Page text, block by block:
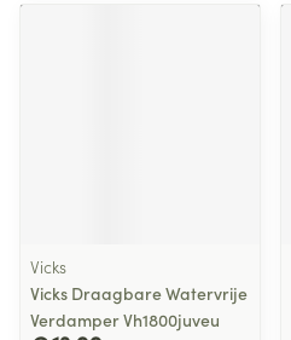
Vicks
Vicks Draagbare Watervrije
Verdamper Vh1800juveu